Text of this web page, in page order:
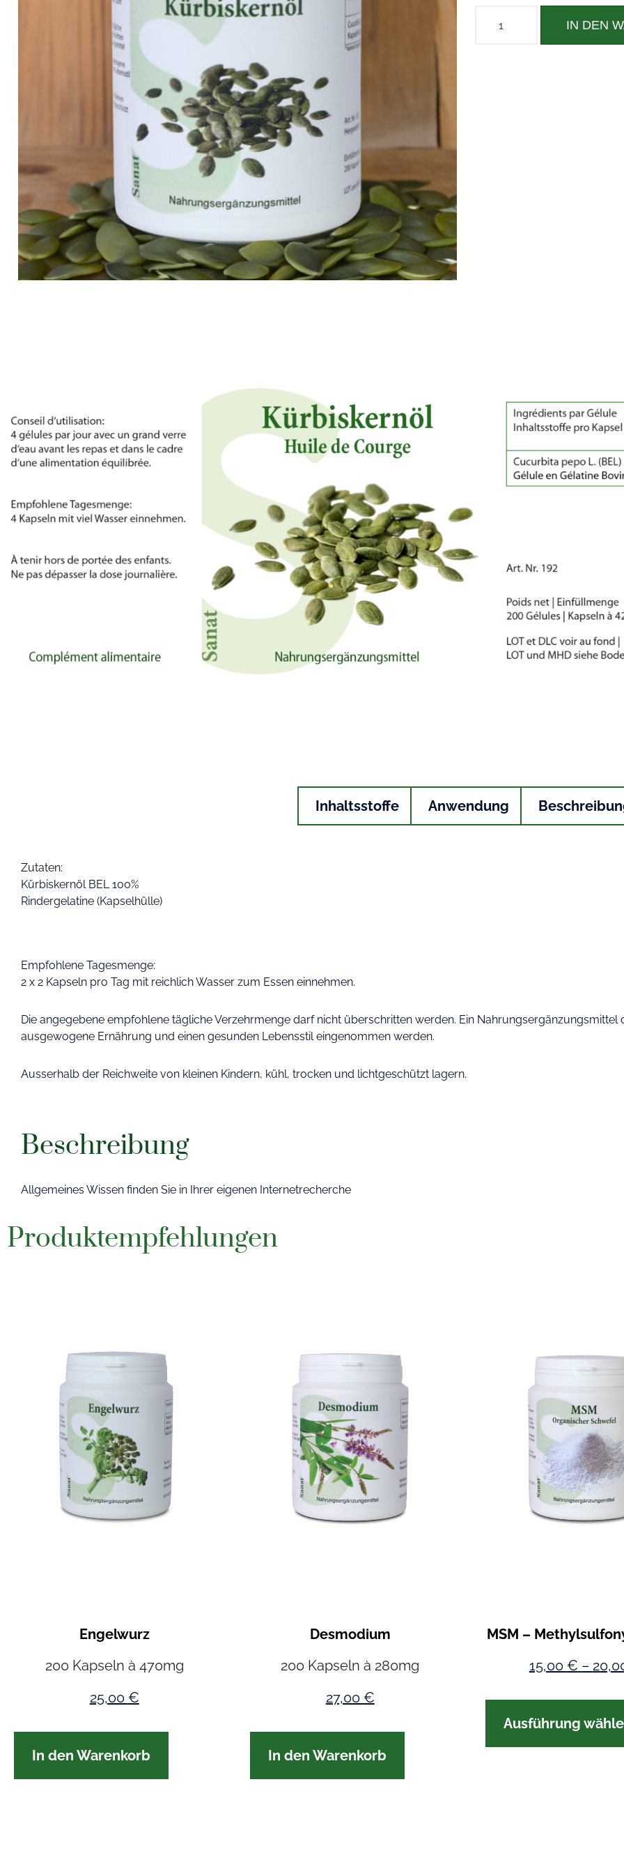
IN DEN
Inhaltsstoffe Anwendung
Zutaten:
Kürbiskernöl BEL 100%
Rindergelatine (Kapselhülle)
Empfohlene Tagesmenge:
2 x 2 Kapseln pro Tag mit reichlich Wasser zum Essen einnehmen.
Die angegebene empfohlene tägliche Verzehrmenge darf nicht überschritten werden. Ein
ausgewogene Ernährung und einen gesunden Lebensstil eingenommen werden.
Ausserhalb der Reichweite von kleinen Kindern, kühl, trocken und lichtgeschützt lagern.
Beschreibung
Allgemeines Wissen finden Sie in Ihrer eigenen Internetrecherche
Produktempfehlungen
Engelwurz
200 Kapseln à 470mg
25,00 €
In den Warenkorb
Desmodium
200 Kapseln à 280mg
27,00 €
In den Warenkorb
MSM –
15,00 € –
Ausführung